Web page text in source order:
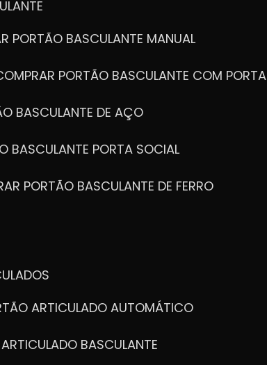
PORTÃO BASCULANTE MANUAL
COMPRAR PORTÃO BASCULANTE COM PORTA
BASCULANTE DE AÇO
BASCULANTE PORTA SOCIAL
PORTÃO BASCULANTE DE FERRO
ARTICULADO AUTOMÁTICO
ARTICULADO BASCULANTE